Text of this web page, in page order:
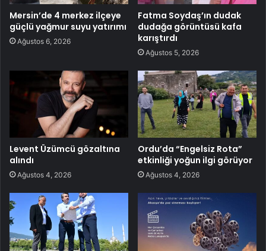
Mersin’de 4 merkez ilçeye
güçlü yağmur suyu yatırımı
Ağustos 6, 2026
Fatma Soydaş’ın dudak
dudağa görüntüsü kafa
karıştırdı
Ağustos 5, 2026
Levent Üzümcü gözaltına
alındı
Ağustos 4, 2026
Ordu’da “Engelsiz Rota”
etkinliği yoğun ilgi görüyor
Ağustos 4, 2026